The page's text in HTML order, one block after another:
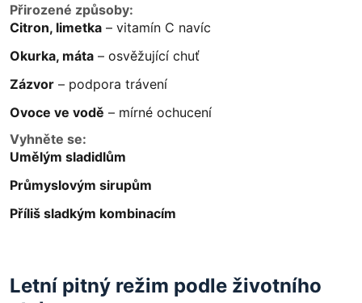
Přirozené způsoby:
Citron, limetka – vitamín C navíc
Okurka, máta – osvěžující chuť
Zázvor – podpora trávení
Ovoce ve vodě – mírné ochucení
Vyhněte se:
Umělým sladidlům
Průmyslovým sirupům
Příliš sladkým kombinacím
Letní pitný režim podle životního